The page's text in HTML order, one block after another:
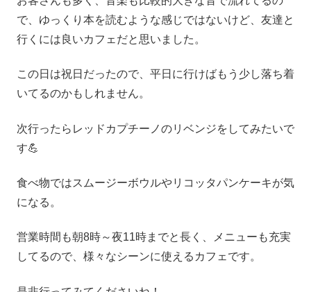
で、ゆっくり本を読むような感じではないけど、友達と
行くには良いカフェだと思いました。
この日は祝日だったので、平日に行けばもう少し落ち着
いてるのかもしれません。
次行ったらレッドカプチーノのリベンジをしてみたいで
す💪
食べ物ではスムージーボウルやリコッタパンケーキが気
になる。
営業時間も朝8時～夜11時までと長く、メニューも充実
してるので、様々なシーンに使えるカフェです。